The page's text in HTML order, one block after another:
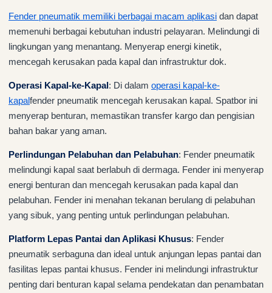
Fender pneumatik memiliki berbagai macam aplikasi dan dapat
memenuhi berbagai kebutuhan industri pelayaran. Melindungi di
lingkungan yang menantang. Menyerap energi kinetik,
mencegah kerusakan pada kapal dan infrastruktur dok.
Operasi Kapal-ke-Kapal: Di dalam operasi kapal-ke-
kapalfender pneumatik mencegah kerusakan kapal. Spatbor ini
menyerap benturan, memastikan transfer kargo dan pengisian
bahan bakar yang aman.
Perlindungan Pelabuhan dan Pelabuhan: Fender pneumatik
melindungi kapal saat berlabuh di dermaga. Fender ini menyerap
energi benturan dan mencegah kerusakan pada kapal dan
pelabuhan. Fender ini menahan tekanan berulang di pelabuhan
yang sibuk, yang penting untuk perlindungan pelabuhan.
Platform Lepas Pantai dan Aplikasi Khusus: Fender
pneumatik serbaguna dan ideal untuk anjungan lepas pantai dan
fasilitas lepas pantai khusus. Fender ini melindungi infrastruktur
penting dari benturan kapal selama pendekatan dan penambatan